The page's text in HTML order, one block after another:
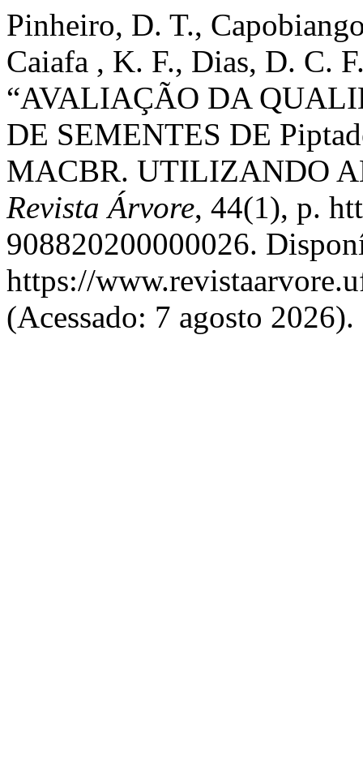
Pinheiro, D. T.,
Caiafa , K. F., Dias, D. C.
“AVALIAÇÃO DA
DE SEMENTES DE
MACBR. UTILIZANDO
Revista Árvore, 44(1), p.
908820200000026.
https://
(Acessado: 7 agosto 2026).